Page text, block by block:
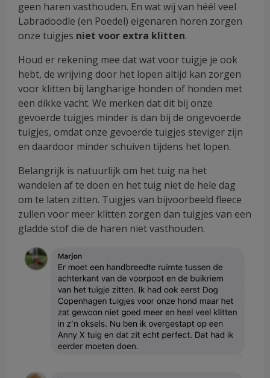
geen haren vasthouden. En wat wij van héél veel
Labradoodle (en Poedel) eigenaren horen zorgen
onze tuigjes niet voor extra klitten.
Houd er rekening mee dat wat voor tuigje je ook
hebt, de wrijving door het lopen altijd kan zorgen
voor klitten bij langharige honden of honden met
een dikke vacht. We merken dat dit bij onze
gevoerde tuigjes minder is dan bij de ongevoerde
tuigjes, omdat onze gevoerde tuigjes steviger zijn
en daardoor minder schuiven tijdens het lopen.
Belangrijk is natuurlijk om het tuig na het
wandelen af te doen en het tuig niet de hele dag
om te laten zitten. Tuigjes van bijvoorbeeld fleece
zullen voor meer klitten zorgen dan tuigjes van een
gladde stof die de haren niet vasthouden.